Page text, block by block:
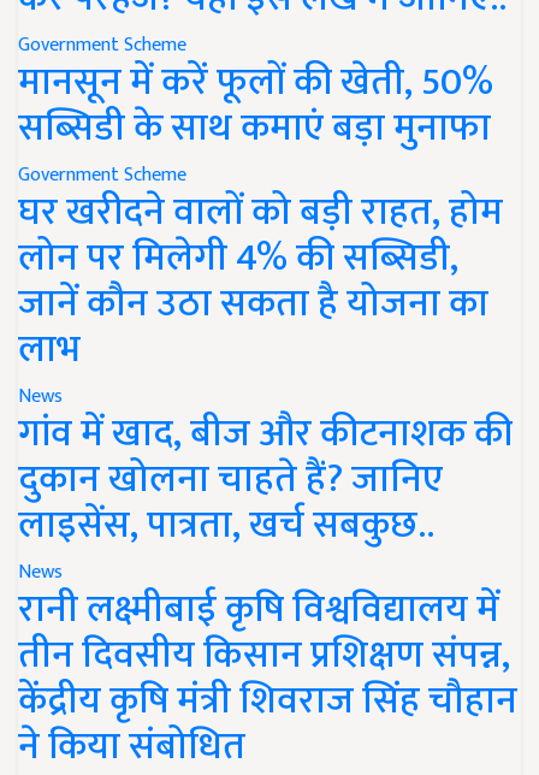
Government Scheme
मानसून में करें फूलों की खेती, 50%
सब्सिडी के साथ कमाएं बड़ा मुनाफा
Government Scheme
घर खरीदने वालों को बड़ी राहत, होम
लोन पर मिलेगी 4% की सब्सिडी,
जानें कौन उठा सकता है योजना का
लाभ
News
गांव में खाद, बीज और कीटनाशक की
दुकान खोलना चाहते हैं? जानिए
लाइसेंस, पात्रता, खर्च सबकुछ..
News
रानी लक्ष्मीबाई कृषि विश्वविद्यालय में
तीन दिवसीय किसान प्रशिक्षण संपन्न,
केंद्रीय कृषि मंत्री शिवराज सिंह चौहान
ने किया संबोधित